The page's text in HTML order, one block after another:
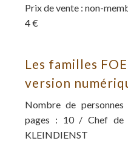
Prix de vente : non-
4 €
Les familles
version
Nombre de
pages : 10 / Chef de
KLEINDIENST